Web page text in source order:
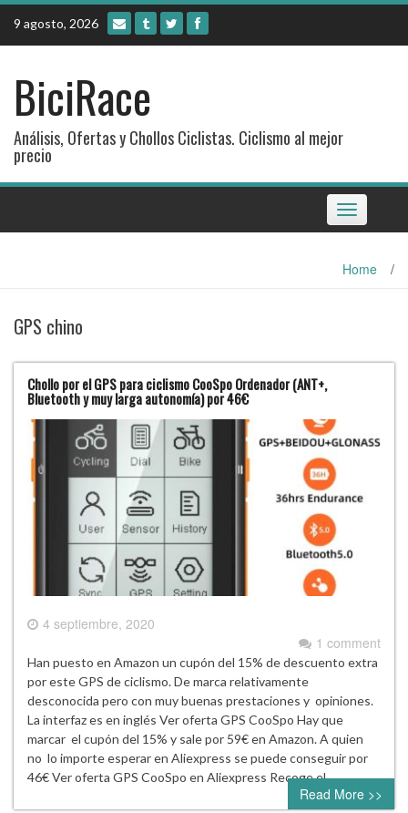
Skip
content
9 agosto, 2026
BiciRace
Análisis, Ofertas y Chollos Ciclistas. Ciclismo al mejor
precio
Toggle
navigation
Home /
GPS chino
Chollo por el GPS para ciclismo CooSpo Ordenador (ANT+,
Bluetooth y muy larga autonomía) por 46€
4 septiembre, 2020
1 comment
Han puesto en Amazon un cupón del 15% de descuento extra
por este GPS de ciclismo. De marca relativamente
desconocida pero con muy buenas prestaciones y opiniones.
La interfaz es en inglés Ver oferta GPS CooSpo Hay que
marcar el cupón del 15% y sale por 59€ en Amazon. A quien
no lo importe esperar en Aliexpress se puede conseguir por
46€ Ver oferta GPS CooSpo en Aliexpress Recoge el…
Read More >>